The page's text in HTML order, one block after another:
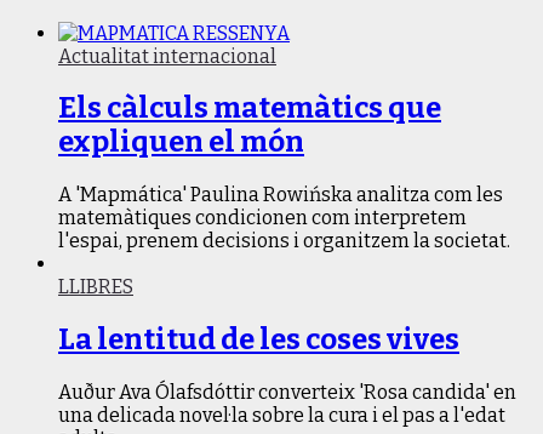
Actualitat internacional
Els càlculs matemàtics que
expliquen el món
A 'Mapmática' Paulina Rowińska analitza com les
matemàtiques condicionen com interpretem
l'espai, prenem decisions i organitzem la societat.
LLIBRES
La lentitud de les coses vives
Auður Ava Ólafsdóttir converteix 'Rosa candida' en
una delicada novel·la sobre la cura i el pas a l'edat